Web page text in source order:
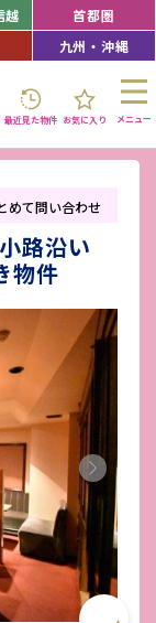
越
首都圏
九州・沖縄
最近見た物件 お気に入り メニュー
めて問い合わせ
路沿い
物件